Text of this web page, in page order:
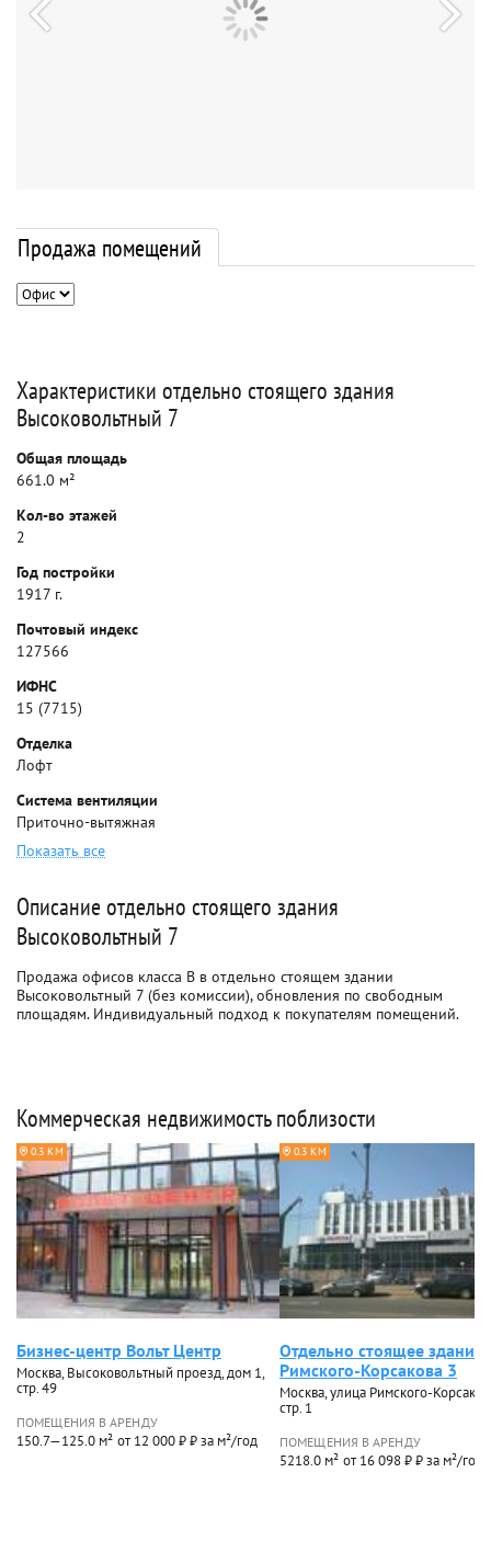
Продажа помещений
Характеристики отдельно стоящего здания
Высоковольтный 7
Общая площадь
661.0 м²
Кол-во этажей
2
Год постройки
1917 г.
Почтовый индекс
127566
ИФНС
15 (7715)
Отделка
Лофт
Система вентиляции
Приточно-вытяжная
Показать все
Описание отдельно стоящего здания
Высоковольтный 7
Продажа офисов класса B в отдельно стоящем здании
Высоковольтный 7 (без комиссии), обновления по свободным
площадям. Индивидуальный подход к покупателям помещений.
Коммерческая недвижимость поблизости
0.3 КМ
Бизнес-центр Вольт Центр
Москва, Высоковольтный проезд, дом 1,
стр. 49
ПОМЕЩЕНИЯ В АРЕНДУ
150.7—125.0 м² от 12 000 ₽ ₽ за м²/год
0.3 КМ
Отдельно стоящее здание
Римского-Корсакова 3
Москва, улица Римского-
стр. 1
ПОМЕЩЕНИЯ В АРЕНДУ
5218.0 м² от 16 098 ₽ ₽ за м²/год